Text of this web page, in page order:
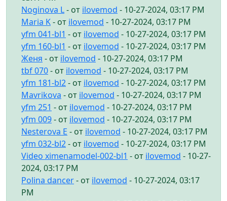
Noginova L- от ilovemod - 10-27-2024, 03:17 PM
Maria K- от ilovemod - 10-27-2024, 03:17 PM
yfm 041-bl1 - от ilovemod - 10-27-2024, 03:17 PM
yfm 160-bl1 - от ilovemod - 10-27-2024, 03:17 PM
Женя - от ilovemod - 10-27-2024, 03:17 PM
tbf 070- от ilovemod - 10-27-2024, 03:17 PM
yfm 181-bl2- от ilovemod - 10-27-2024, 03:17 PM
Mavrikova - от ilovemod - 10-27-2024, 03:17 PM
yfm 251 - от ilovemod - 10-27-2024, 03:17 PM
yfm 009- от ilovemod - 10-27-2024, 03:17 PM
Nesterova E - от ilovemod - 10-27-2024, 03:17 PM
yfm 032-bl2- от ilovemod - 10-27-2024, 03:17 PM
Video ximenamodel-002-bl1 - от ilovemod - 10-27-
2024, 03:17 PM
Polina dancer- от ilovemod - 10-27-2024, 03:17
PM